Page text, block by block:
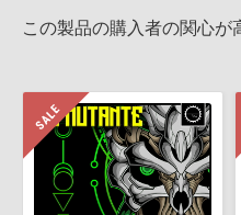
きます際には、NTFSやHFS＋
いただく必要がございます。
知らせするメールの2通が送信
ます説明に沿って、製品のダ
サンプルパック製品には、原
用意しておりません。ご購入
わせなどはテクニカルサポート
2022.06.06
2022.06.06
マークのついた情報は、該当す
おります。ご覧頂くには、該当する
この製品の購入者の関心が